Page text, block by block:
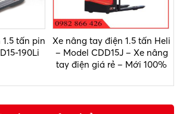
tấn pin
190Li
Xe nâng tay điện 1.5 tấn Heli
– Model CDD15J – Xe nâng
tay điện giá rẻ – Mới 100%